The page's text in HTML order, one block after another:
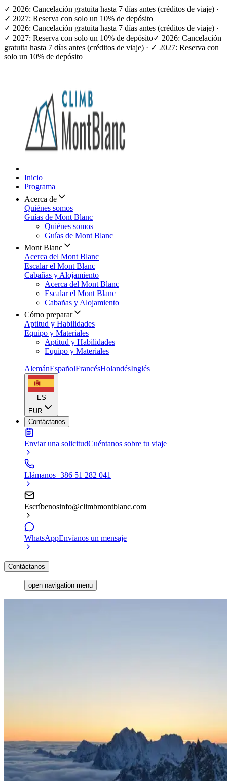
✓ 2026: Cancelación gratuita hasta 7 días antes (créditos de viaje) ·
✓ 2027: Reserva con solo un 10% de depósito
✓ 2026: Cancelación gratuita hasta 7 días antes (créditos de viaje) ·
✓ 2027: Reserva con solo un 10% de depósito✓ 2026: Cancelación
gratuita hasta 7 días antes (créditos de viaje) · ✓ 2027: Reserva con
solo un 10% de depósito
Inicio
Programa
Acerca de
Quiénes somos
Guías de Mont Blanc
Quiénes somos
Guías de Mont Blanc
Mont Blanc
Acerca del Mont Blanc
Escalar el Mont Blanc
Cabañas y Alojamiento
Acerca del Mont Blanc
Escalar el Mont Blanc
Cabañas y Alojamiento
Cómo preparar
Aptitud y Habilidades
Equipo y Materiales
Aptitud y Habilidades
Equipo y Materiales
AlemánEspañolFrancésHolandésInglés
ES
EUR
Contáctanos
Enviar una solicitudCuéntanos sobre tu viaje
Llámanos+386 51 282 041
Escríbenosinfo@climbmontblanc.com
WhatsAppEnvíanos un mensaje
Contáctanos
open navigation menu